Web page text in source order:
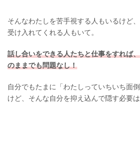
そんなわたしを苦手視する人もいるけど
受け入れてくれる人もいて。
話し合いをできる人たちと仕事をすれば
のままでも問題なし！
自分でもたまに「わたしっていちいち面
けど、そんな自分を抑え込んで隠す必要は